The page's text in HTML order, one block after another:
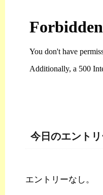
今日のエント
エントリーなし。